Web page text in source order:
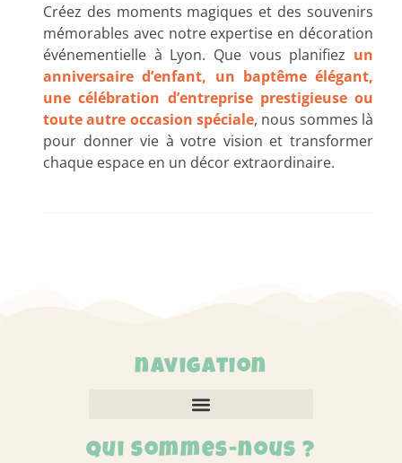
Créez des moments magiques et des souvenirs
mémorables avec notre expertise en décoration
événementielle à Lyon. Que vous planifiez un
anniversaire d’enfant, un baptême élégant,
une célébration d’entreprise prestigieuse ou
toute autre occasion spéciale, nous sommes là
pour donner vie à votre vision et transformer
chaque espace en un décor extraordinaire.
navigation
Qui sommes-nous ?